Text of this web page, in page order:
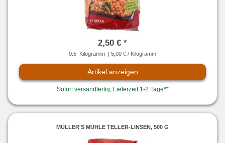
2,50 € *
0.5 Kilogramm | 5,00 € / Kilogramm
Artikel anzeigen
Sofort versandfertig, Lieferzeit 1-2 Tage**
MÜLLER'S MÜHLE TELLER-LINSEN, 500 G